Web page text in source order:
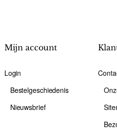
Mijn account
Login
Bestelgeschiedenis
Nieuwsbrief